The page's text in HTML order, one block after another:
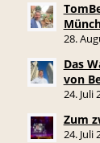
28.
Das
von
24. Juli
Zum
24. Juli